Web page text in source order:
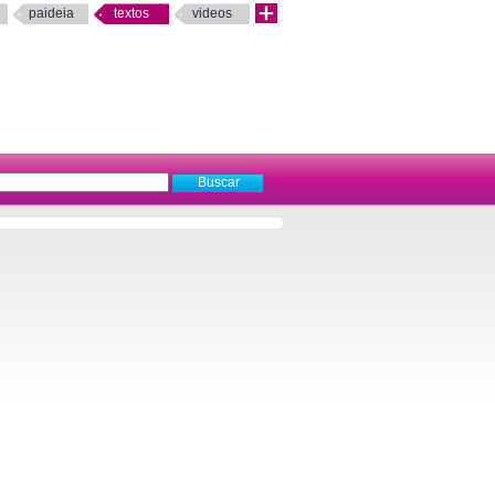
paideia textos videos